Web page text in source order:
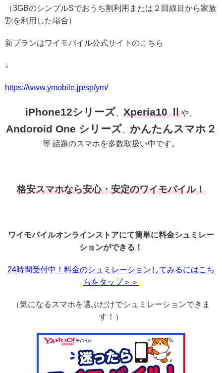
（3GBのシンプルSでおうち割利用または２回線目から家族
割を利用した場合）
新プランはワイモバイル公式サイトのこちら
↓
https://www.ymobile.jp/sp/ym/
iPhone12シリーズ、 Xperia10 Ⅱや、
Andoroid One シリーズ、 かんたんスマホ２
等 話題のスマホを多数取扱い中です。
格安スマホなら安心・安定のワイモバイル！
ワイモバイルオンラインストアにて簡単に料金シュミレー
ションができる！
24時間受付中！料金のシュミレーションしてみるにはこち
らをタップ＞＞
（気になるスマホを選ぶだけでシュミレーションできま
す！）